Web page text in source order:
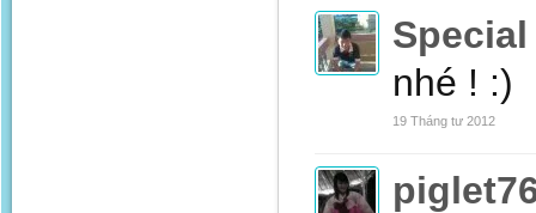
Special
nhé ! :)
19 Tháng tư 2012